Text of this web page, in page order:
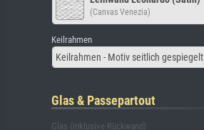
(Canvas Venezia)
Keilrahmen
Keilrahmen - Motiv seitlich gespiegelt
Glas & Passepartout
Glas (inklusive Rückwand)